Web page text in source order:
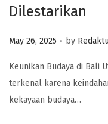
Dilestarikan
Posted on
May 26, 2025 . by
Keunikan Budaya di Bali
terkenal karena
kekayaan budaya…